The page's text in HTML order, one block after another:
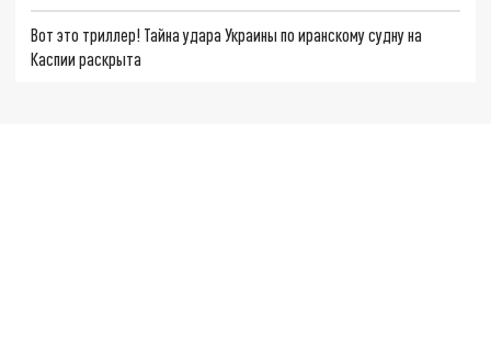
Вот это триллер! Тайна удара Украины по иранскому судну на
Каспии раскрыта